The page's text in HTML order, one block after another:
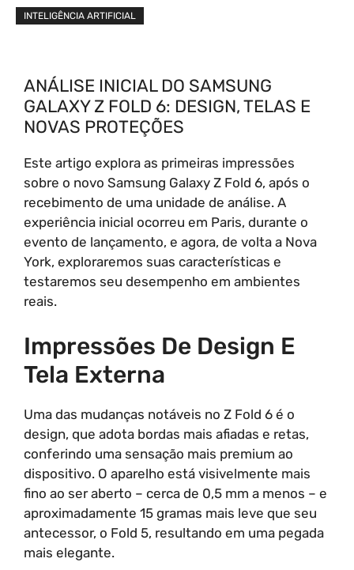
INTELIGÊNCIA ARTIFICIAL
ANÁLISE INICIAL DO SAMSUNG
GALAXY Z FOLD 6: DESIGN, TELAS E
NOVAS PROTEÇÕES
Este artigo explora as primeiras impressões
sobre o novo Samsung Galaxy Z Fold 6, após o
recebimento de uma unidade de análise. A
experiência inicial ocorreu em Paris, durante o
evento de lançamento, e agora, de volta a Nova
York, exploraremos suas características e
testaremos seu desempenho em ambientes
reais.
Impressões De Design E
Tela Externa
Uma das mudanças notáveis no Z Fold 6 é o
design, que adota bordas mais afiadas e retas,
conferindo uma sensação mais premium ao
dispositivo. O aparelho está visivelmente mais
fino ao ser aberto – cerca de 0,5 mm a menos – e
aproximadamente 15 gramas mais leve que seu
antecessor, o Fold 5, resultando em uma pegada
mais elegante.